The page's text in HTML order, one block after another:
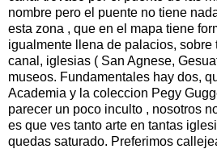
nombre pero el puente no tiene
esta zona , que en el mapa tiene
igualmente llena de palacios, sobre
canal, iglesias ( San Agnese,
museos. Fundamentales hay dos,
Academia y la coleccion Pegy
parecer un poco inculto , nosotros
es que ves tanto arte en tantas
quedas saturado. Preferimos